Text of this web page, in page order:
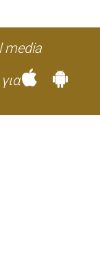
media